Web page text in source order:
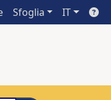
Sfoglia IT